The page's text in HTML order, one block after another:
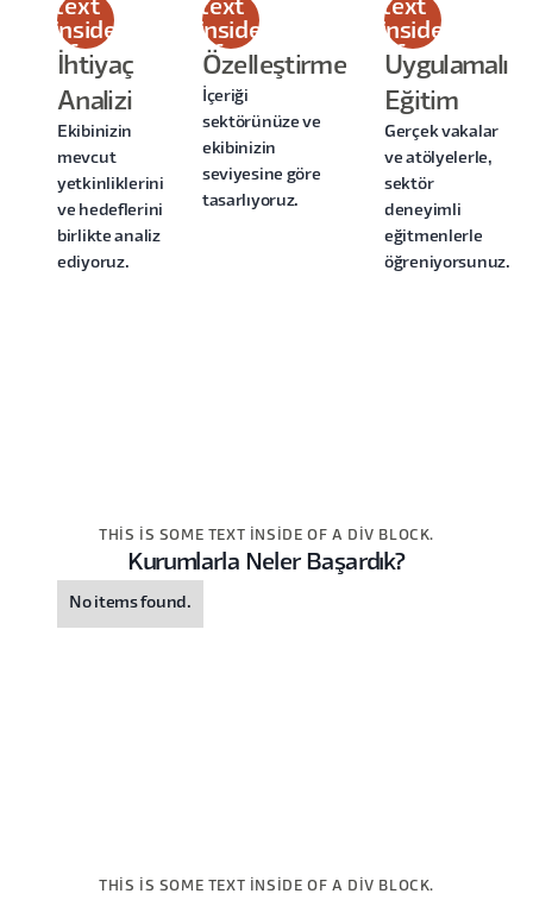
text
inside
of a
div
block.
İhtiyaç
Analizi
Ekibinizin
mevcut
yetkinliklerini
ve hedeflerini
birlikte analiz
ediyoruz.
text
inside
of a
div
block.
Özelleştirme
İçeriği
sektörünüze ve
ekibinizin
seviyesine göre
tasarlıyoruz.
text
inside
of a
div
block.
Uygulamalı
Eğitim
Gerçek vakalar
ve atölyelerle,
sektör
deneyimli
eğitmenlerle
öğreniyorsunuz.
THIS IS SOME TEXT INSIDE OF A DIV BLOCK.
Kurumlarla Neler Başardık?
No items found.
THIS IS SOME TEXT INSIDE OF A DIV BLOCK.